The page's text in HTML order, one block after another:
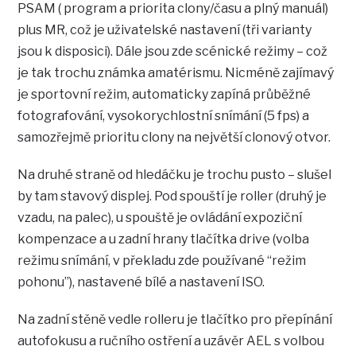
PSAM ( program a priorita clony/času a plný manuál)
plus MR, což je uživatelské nastavení (tři varianty
jsou k disposici). Dále jsou zde scénické režimy – což
je tak trochu známka amatérismu. Nicméně zajímavý
je sportovní režim, automaticky zapíná průběžné
fotografování, vysokorychlostní snímání (5 fps) a
samozřejmě prioritu clony na největší clonový otvor.
Na druhé straně od hledáčku je trochu pusto – slušel
by tam stavový displej. Pod spouští je roller (druhý je
vzadu, na palec), u spouště je ovládání expoziční
kompenzace a u zadní hrany tlačítka drive (volba
režimu snímání, v překladu zde používané “režim
pohonu”), nastavené bílé a nastavení ISO.
Na zadní stěně vedle rolleru je tlačítko pro přepínání
autofokusu a ručního ostření a uzávěr AEL s volbou